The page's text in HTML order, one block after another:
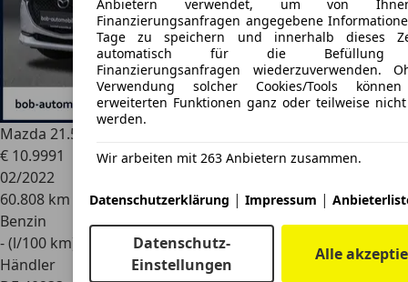
Anbietern verwendet, um von
Finanzierungsanfragen angegebene
Tage zu speichern und innerhalb dieses
automatisch für die Befüllung
Finanzierungsanfragen wiederzuverwenden.
Verwendung solcher Cookies/Tools
erweiterten Funktionen ganz oder teilweise
werden.
Wir arbeiten mit 263 Anbietern zusammen.
Datenschutzerklärung | Impressum |
Datenschutz-
Einstellungen
Alle
Mazda 21.5 SKYACTIV-G 75 BT ZV
€ 10.9991
02/2022
60.808 km
Benzin
- (l/100 km)
Händler